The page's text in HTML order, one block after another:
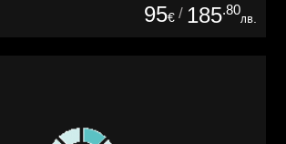
95€ / 185.80
лв.